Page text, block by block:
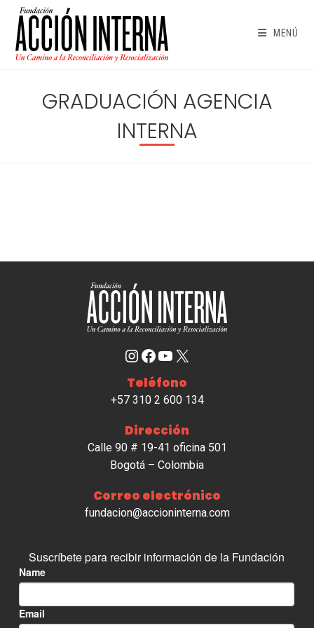
contenido
MENÚ
GRADUACIÓN AGENCIA
INTERNA
Instagram Facebook YouTube X
Teléfono
+57 310 2 600 134
Dirección
Calle 90 # 19-41 oficina 501
Bogotá – Colombia
Correo electrónico
fundacion@accioninterna.com